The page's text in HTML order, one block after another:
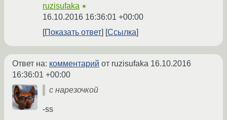
ruzisufaka ★
16.10.2016 16:36:01 +00:00
Показать ответ
Ссылка
Ответ на: комментарий от ruzisufaka 16.10.2016
16:36:01 +00:00
с нарезочкой
-ss